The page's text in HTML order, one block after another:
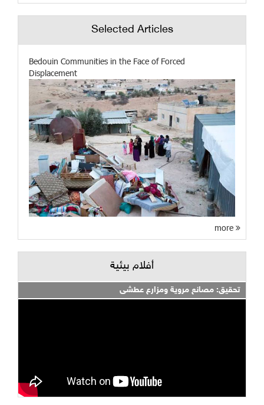
Selected Articles
Bedouin Communities in the Face of Forced
Displacement
أفلام بيئية
تحقيق: مصانع مروية ومزارع عطشى